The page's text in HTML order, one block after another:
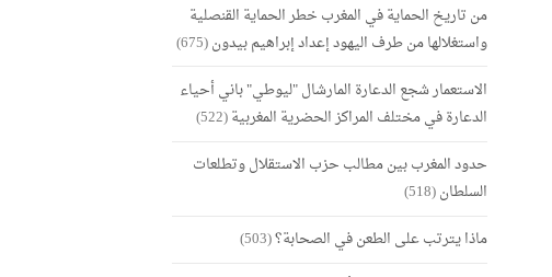
من تاريخ الحماية في المغرب خطر الحماية القنصلية
واستغلالها من طرف اليهود إعداد إبراهيم بيدون(675)
الاستعمار شجع الدعارة المارشال "ليوطي" باني أحياء
الدعارة في مختلف المراكز الحضرية المغربية(522)
حدود المغرب بين مطالب حزب الاستقلال وتطلعات
السلطان(518)
ماذا يترتب على الطعن في الصحابة؟(503)